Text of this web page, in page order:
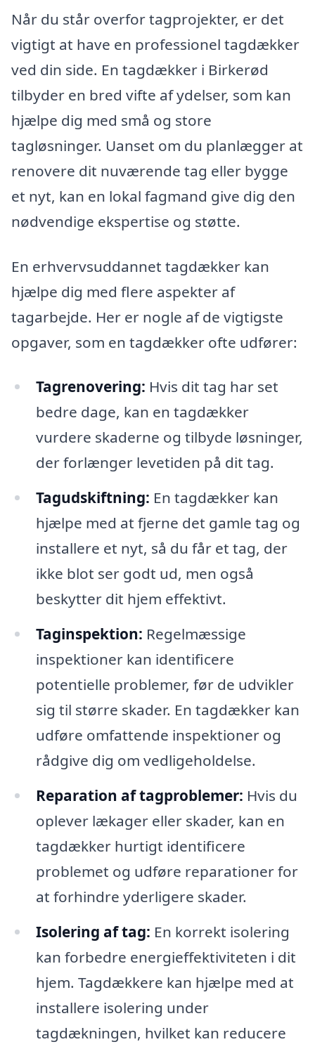
Når du står overfor tagprojekter, er det
vigtigt at have en professionel tagdækker
ved din side. En tagdækker i Birkerød
tilbyder en bred vifte af ydelser, som kan
hjælpe dig med små og store
tagløsninger. Uanset om du planlægger at
renovere dit nuværende tag eller bygge
et nyt, kan en lokal fagmand give dig den
nødvendige ekspertise og støtte.
En erhvervsuddannet tagdækker kan
hjælpe dig med flere aspekter af
tagarbejde. Her er nogle af de vigtigste
opgaver, som en tagdækker ofte udfører:
Tagrenovering: Hvis dit tag har set
bedre dage, kan en tagdækker
vurdere skaderne og tilbyde løsninger,
der forlænger levetiden på dit tag.
Tagudskiftning: En tagdækker kan
hjælpe med at fjerne det gamle tag og
installere et nyt, så du får et tag, der
ikke blot ser godt ud, men også
beskytter dit hjem effektivt.
Taginspektion: Regelmæssige
inspektioner kan identificere
potentielle problemer, før de udvikler
sig til større skader. En tagdækker kan
udføre omfattende inspektioner og
rådgive dig om vedligeholdelse.
Reparation af tagproblemer: Hvis du
oplever lækager eller skader, kan en
tagdækker hurtigt identificere
problemet og udføre reparationer for
at forhindre yderligere skader.
Isolering af tag: En korrekt isolering
kan forbedre energieffektiviteten i dit
hjem. Tagdækkere kan hjælpe med at
installere isolering under
tagdækningen, hvilket kan reducere